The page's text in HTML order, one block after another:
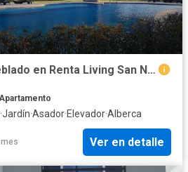
Departamento Amueblado en Renta Living San Nicolás
Apartamento
·Jardín·Asador·Elevador·Alberca
Ver en detalle